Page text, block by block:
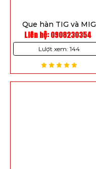
Que hàn TIG và MIG
nhôm hợp kim 1070
Liên hệ: 0908230354
Lượt xem: 144